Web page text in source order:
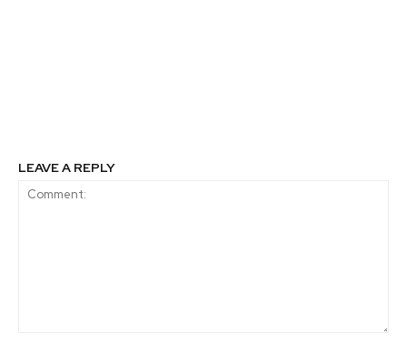
LEAVE A REPLY